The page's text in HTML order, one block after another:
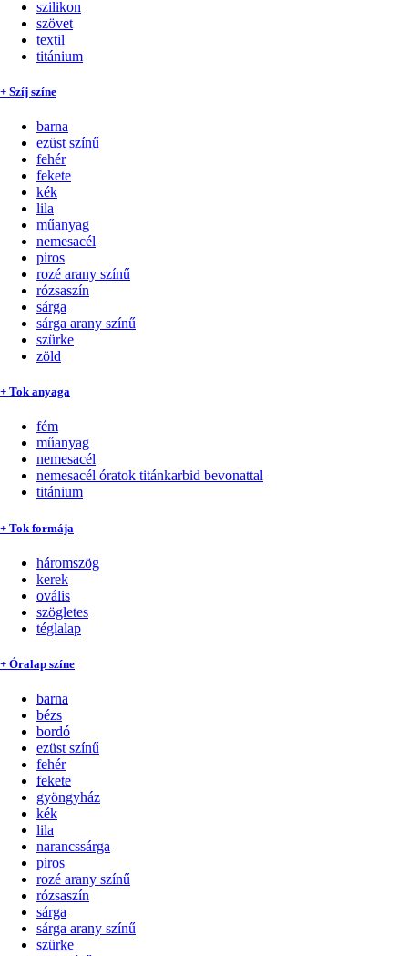
szilikon
szövet
textil
titánium
+ Szíj színe
barna
ezüst színű
fehér
fekete
kék
lila
műanyag
nemesacél
piros
rozé arany színű
rózsaszín
sárga
sárga arany színű
szürke
zöld
+ Tok anyaga
fém
műanyag
nemesacél
nemesacél óratok titánkarbid bevonattal
titánium
+ Tok formája
háromszög
kerek
ovális
szögletes
téglalap
+ Óralap színe
barna
bézs
bordó
ezüst színű
fehér
fekete
gyöngyház
kék
lila
narancssárga
piros
rozé arany színű
rózsaszín
sárga
sárga arany színű
szürke